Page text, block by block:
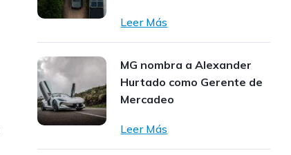
Leer Más
MG nombra a Alexander
Hurtado como Gerente de
Mercadeo
Leer Más